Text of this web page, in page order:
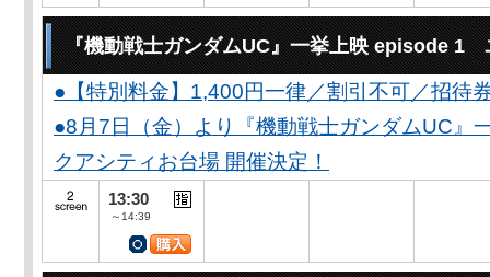
『機動戦士ガンダムUC』一挙上映 episode 1
●【特別料金】1,400円一律／割引不可／招待
●8月7日（金）より『機動戦士ガンダムUC』
クアシティお台場 開催決定！
13:30
～14:39